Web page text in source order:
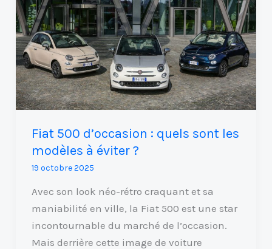
Fiat 500 d’occasion : quels sont les
modèles à éviter ?
19 octobre 2025
Avec son look néo-rétro craquant et sa
maniabilité en ville, la Fiat 500 est une star
incontournable du marché de l’occasion.
Mais derrière cette image de voiture
:
quels
sont
les
modèles
à
éviter
?